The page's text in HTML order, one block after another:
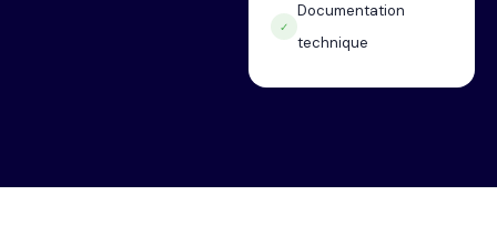
✓
Documentation
technique